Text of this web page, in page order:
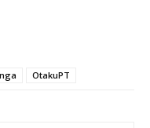
OtakuPT